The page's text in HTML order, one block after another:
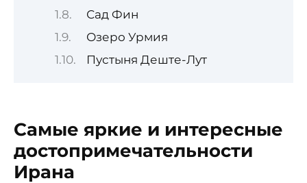
Сад Фин
Озеро Урмия
Пустыня Деште-Лут
Самые яркие и интересные
достопримечательности
Ирана